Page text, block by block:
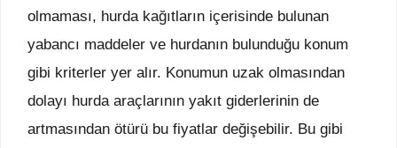
olmaması, hurda kağıtların içerisinde bulunan
yabancı maddeler ve hurdanın bulunduğu konum
gibi kriterler yer alır. Konumun uzak olmasından
dolayı hurda araçlarının yakıt giderlerinin de
artmasından ötürü bu fiyatlar değişebilir. Bu gibi